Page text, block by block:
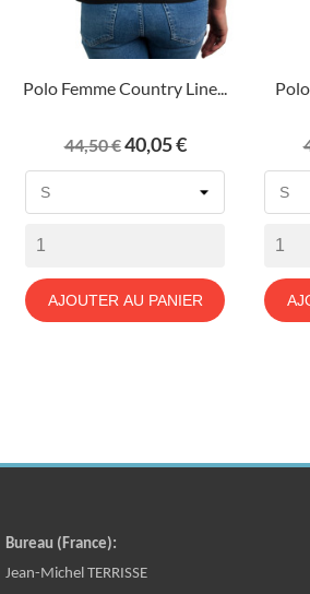
Polo Femme Country Line...
Prix
de
44,50 €Prix
40,05 €
AJOUTER AU PANIER
Bureau (France):
Jean-Michel TERRISSE